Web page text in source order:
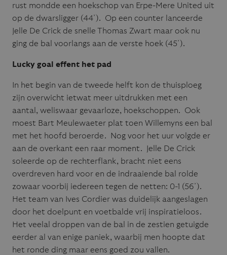
rust mondde een hoekschop van Erpe-Mere United uit
op de dwarsligger (44’). Op een counter lanceerde
Jelle De Crick de snelle Thomas Zwart maar ook nu
ging de bal voorlangs aan de verste hoek (45’).
Lucky goal effent het pad
In het begin van de tweede helft kon de thuisploeg
zijn overwicht ietwat meer uitdrukken met een
aantal, weliswaar gevaarloze, hoekschoppen. Ook
moest Bart Meulewaeter plat toen Willemyns een bal
met het hoofd beroerde. Nog voor het uur volgde er
aan de overkant een raar moment. Jelle De Crick
soleerde op de rechterflank, bracht niet eens
overdreven hard voor en de indraaiende bal rolde
zowaar voorbij iedereen tegen de netten: 0-1 (56’).
Het team van Ives Cordier was duidelijk aangeslagen
door het doelpunt en voetbalde vrij inspiratieloos.
Het veelal droppen van de bal in de zestien getuigde
eerder al van enige paniek, waarbij men hoopte dat
het ronde ding maar eens goed zou vallen.